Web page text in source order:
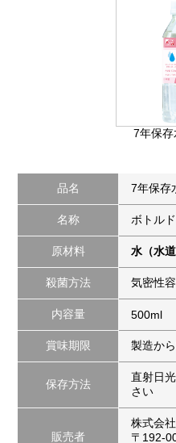
7年保
品名 7年保
名称 ボトル
原材料 水（水道
殺菌方法 気密性
内容量 500ml
賞味期限 製造か
保存方法
直射日
さい
販売者
株式会
〒192-